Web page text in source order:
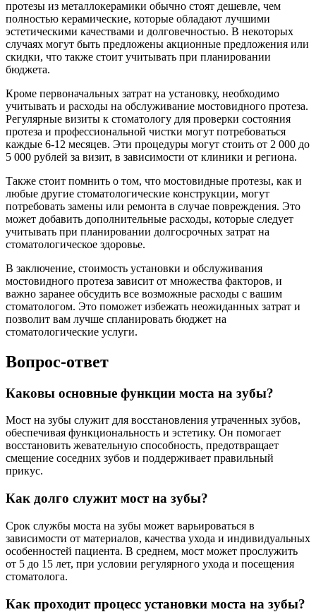
протезы из металлокерамики обычно стоят дешевле, чем
полностью керамические, которые обладают лучшими
эстетическими качествами и долговечностью. В некоторых
случаях могут быть предложены акционные предложения или
скидки, что также стоит учитывать при планировании
бюджета.
Кроме первоначальных затрат на установку, необходимо
учитывать и расходы на обслуживание мостовидного протеза.
Регулярные визиты к стоматологу для проверки состояния
протеза и профессиональной чистки могут потребоваться
каждые 6-12 месяцев. Эти процедуры могут стоить от 2 000 до
5 000 рублей за визит, в зависимости от клиники и региона.
Также стоит помнить о том, что мостовидные протезы, как и
любые другие стоматологические конструкции, могут
потребовать замены или ремонта в случае повреждения. Это
может добавить дополнительные расходы, которые следует
учитывать при планировании долгосрочных затрат на
стоматологическое здоровье.
В заключение, стоимость установки и обслуживания
мостовидного протеза зависит от множества факторов, и
важно заранее обсудить все возможные расходы с вашим
стоматологом. Это поможет избежать неожиданных затрат и
позволит вам лучше спланировать бюджет на
стоматологические услуги.
Вопрос-ответ
Каковы основные функции моста на зубы?
Мост на зубы служит для восстановления утраченных зубов,
обеспечивая функциональность и эстетику. Он помогает
восстановить жевательную способность, предотвращает
смещение соседних зубов и поддерживает правильный
прикус.
Как долго служит мост на зубы?
Срок службы моста на зубы может варьироваться в
зависимости от материалов, качества ухода и индивидуальных
особенностей пациента. В среднем, мост может прослужить
от 5 до 15 лет, при условии регулярного ухода и посещения
стоматолога.
Как проходит процесс установки моста на зубы?